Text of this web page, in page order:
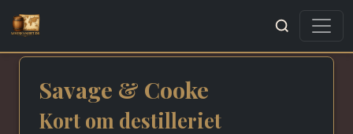
Søg
Savage & Cooke
Kort om destilleriet